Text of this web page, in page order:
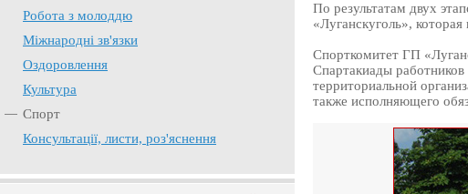
Робота з молоддю
Міжнародні зв'язки
Оздоровлення
Культура
Спорт
Консультації, листи, роз'яснення
По результатам двух
«Луганскуголь»,
Спорткомитет ГП
Спартакиады работников
территориальной
также исполняющего